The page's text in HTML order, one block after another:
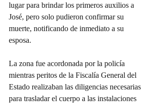
lugar para brindar los primeros auxilios a
José, pero solo pudieron confirmar su
muerte, notificando de inmediato a su
esposa.
La zona fue acordonada por la policía
mientras peritos de la Fiscalía General del
Estado realizaban las diligencias necesarias
para trasladar el cuerpo a las instalaciones